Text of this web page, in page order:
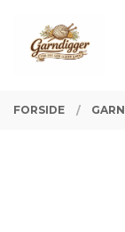
innholdet
PRODUKTER
FORSIDE GARN